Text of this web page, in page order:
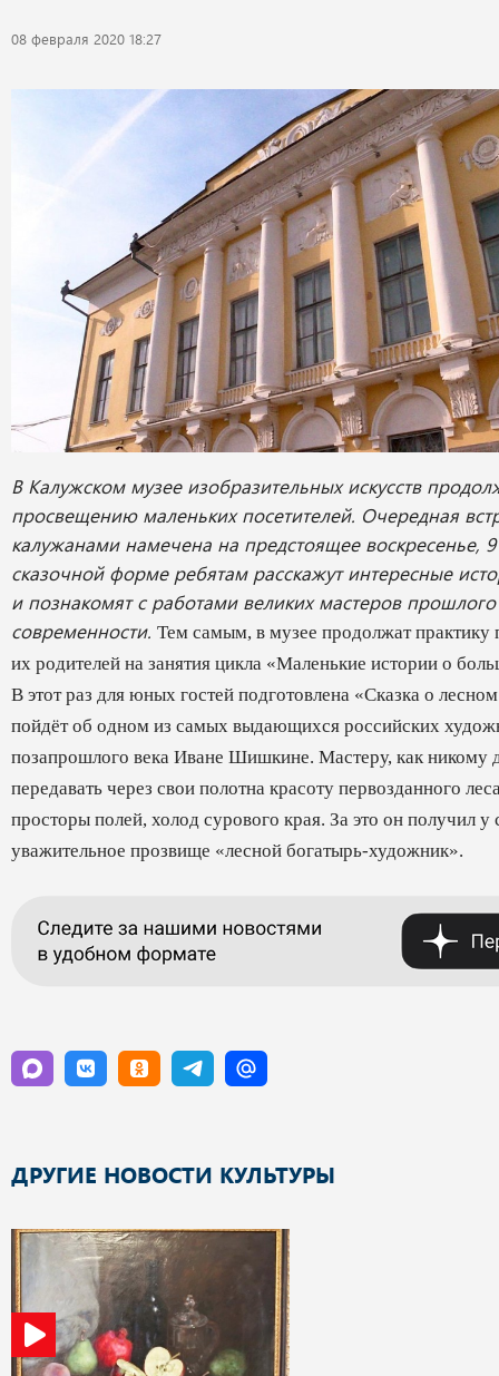
08 февраля 2020 18:27
В Калужском музее изобразительных искусств
просвещению маленьких посетителей. Очередная
калужанами намечена на предстоящее воскресенье,
сказочной форме ребятам расскажут интересные
и познакомят с работами великих мастеров
современности. Тем самым, в музее продолжат практику
их родителей на занятия цикла «Маленькие истории о
В этот раз для юных гостей подготовлена «Сказка о
пойдёт об одном из самых выдающихся российских
позапрошлого века Иване Шишкине. Мастеру, как никому
передавать через свои полотна красоту первозданного
просторы полей, холод сурового края. За это он получил у
уважительное прозвище «лесной богатырь-художник».
ДРУГИЕ НОВОСТИ КУЛЬТУРЫ